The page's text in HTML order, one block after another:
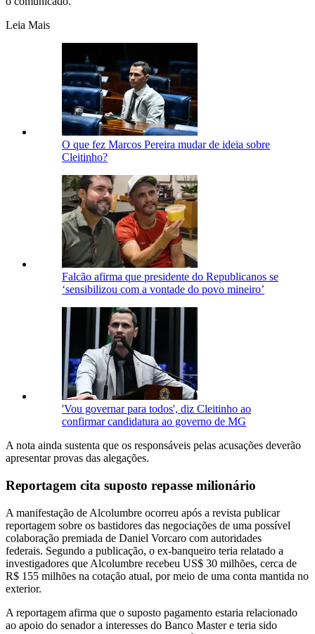
Leia Mais
O que fez Marcos Pereira mudar de ideia sobre
Cleitinho?
Falcão afirma que presidente do Republicanos se
‘sensibilizou com a vontade do povo mineiro’
'Vou governar para todos', diz Cleitinho ao
confirmar candidatura ao governo de MG
A nota ainda sustenta que os responsáveis pelas acusações deverão
apresentar provas das alegações.
Reportagem cita suposto repasse milionário
A manifestação de Alcolumbre ocorreu após a revista publicar
reportagem sobre os bastidores das negociações de uma possível
colaboração premiada de Daniel Vorcaro com autoridades
federais. Segundo a publicação, o ex-banqueiro teria relatado a
investigadores que Alcolumbre recebeu US$ 30 milhões, cerca de
R$ 155 milhões na cotação atual, por meio de uma conta mantida no
exterior.
A reportagem afirma que o suposto pagamento estaria relacionado
ao apoio do senador a interesses do Banco Master e teria sido